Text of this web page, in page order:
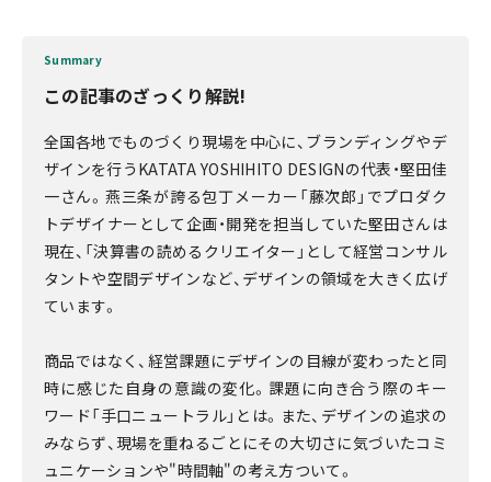
Summary
この記事のざっくり解説!
全国各地でものづくり現場を中心に、ブランディングやデ
ザインを行うKATATA YOSHIHITO DESIGNの代表・堅田佳
一さん。燕三条が誇る包丁メーカー「藤次郎」でプロダク
トデザイナーとして企画・開発を担当していた堅田さんは
現在、「決算書の読めるクリエイター」として経営コンサル
タントや空間デザインなど、デザインの領域を大きく広げ
ています。
商品ではなく、経営課題にデザインの目線が変わったと同
時に感じた自身の意識の変化。課題に向き合う際のキー
ワード「手口ニュートラル」とは。また、デザインの追求の
みならず、現場を重ねるごとにその大切さに気づいたコミ
ュニケーションや"時間軸"の考え方ついて。